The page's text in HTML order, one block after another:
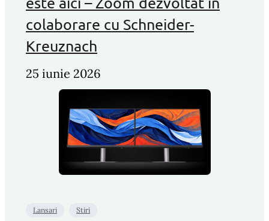
colaborare cu Schneider-
Kreuznach
25 iunie 2026
Lansari Stiri